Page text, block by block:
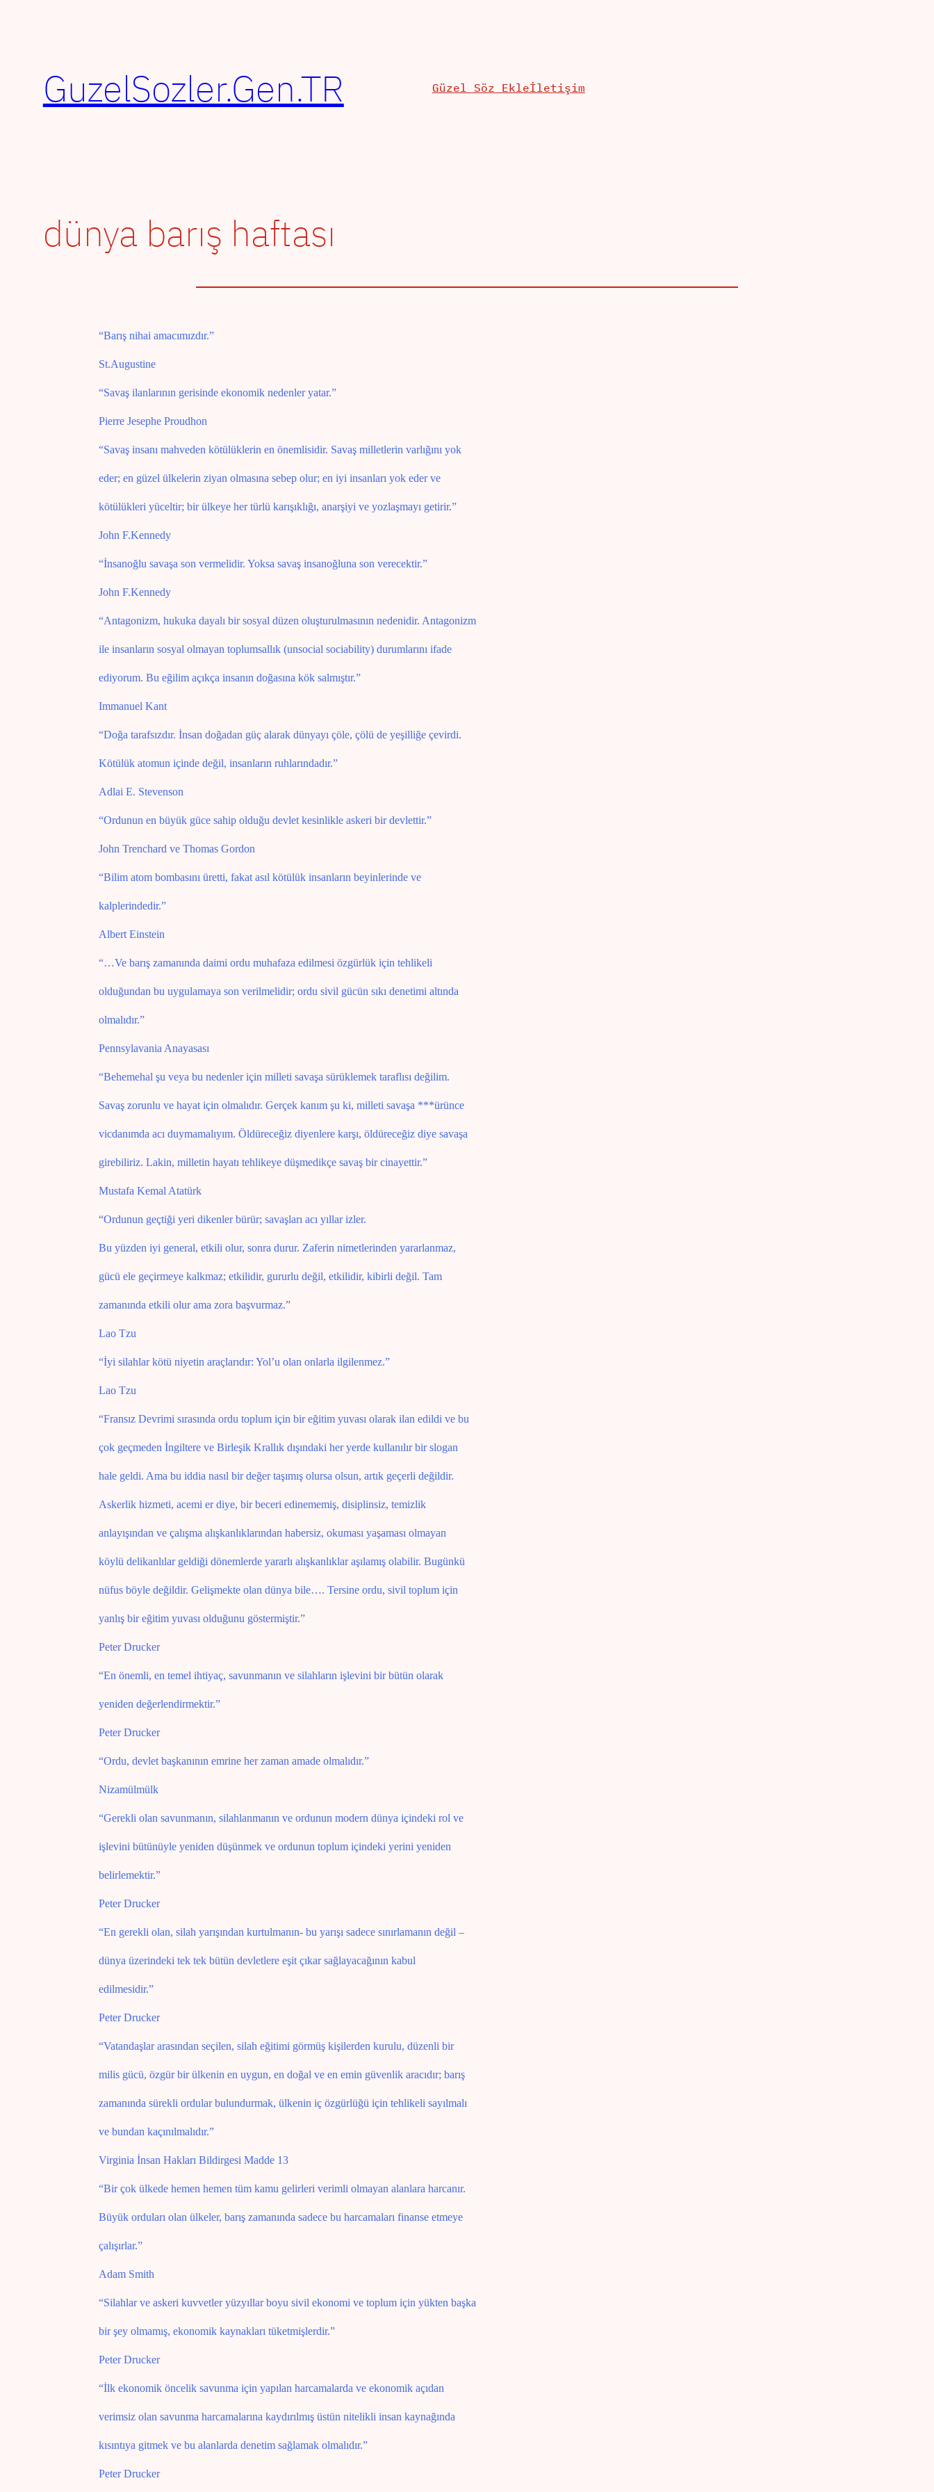
GuzelSozler.Gen.TR Güzel Söz Ekleİletişim
dünya barış haftası
“Barış nihai amacımızdır.”
St.Augustine
“Savaş ilanlarının gerisinde ekonomik nedenler yatar.”
Pierre Jesephe Proudhon
“Savaş insanı mahveden kötülüklerin en önemlisidir. Savaş milletlerin varlığını yok
eder; en güzel ülkelerin ziyan olmasına sebep olur; en iyi insanları yok eder ve
kötülükleri yüceltir; bir ülkeye her türlü karışıklığı, anarşiyi ve yozlaşmayı getirir.”
John F.Kennedy
“İnsanoğlu savaşa son vermelidir. Yoksa savaş insanoğluna son verecektir.”
John F.Kennedy
“Antagonizm, hukuka dayalı bir sosyal düzen oluşturulmasının nedenidir. Antagonizm
ile insanların sosyal olmayan toplumsallık (unsocial sociability) durumlarını ifade
ediyorum. Bu eğilim açıkça insanın doğasına kök salmıştır.”
Immanuel Kant
“Doğa tarafsızdır. İnsan doğadan güç alarak dünyayı çöle, çölü de yeşilliğe çevirdi.
Kötülük atomun içinde değil, insanların ruhlarındadır.”
Adlai E. Stevenson
“Ordunun en büyük güce sahip olduğu devlet kesinlikle askeri bir devlettir.”
John Trenchard ve Thomas Gordon
“Bilim atom bombasını üretti, fakat asıl kötülük insanların beyinlerinde ve
kalplerindedir.”
Albert Einstein
“…Ve barış zamanında daimi ordu muhafaza edilmesi özgürlük için tehlikeli
olduğundan bu uygulamaya son verilmelidir; ordu sivil gücün sıkı denetimi altında
olmalıdır.”
Pennsylavania Anayasası
“Behemehal şu veya bu nedenler için milleti savaşa sürüklemek taraflısı değilim.
Savaş zorunlu ve hayat için olmalıdır. Gerçek kanım şu ki, milleti savaşa ***ürünce
vicdanımda acı duymamalıyım. Öldüreceğiz diyenlere karşı, öldüreceğiz diye savaşa
girebiliriz. Lakin, milletin hayatı tehlikeye düşmedikçe savaş bir cinayettir.”
Mustafa Kemal Atatürk
“Ordunun geçtiği yeri dikenler bürür; savaşları acı yıllar izler.
Bu yüzden iyi general, etkili olur, sonra durur. Zaferin nimetlerinden yararlanmaz,
gücü ele geçirmeye kalkmaz; etkilidir, gururlu değil, etkilidir, kibirli değil. Tam
zamanında etkili olur ama zora başvurmaz.”
Lao Tzu
“İyi silahlar kötü niyetin araçlarıdır: Yol’u olan onlarla ilgilenmez.”
Lao Tzu
“Fransız Devrimi sırasında ordu toplum için bir eğitim yuvası olarak ilan edildi ve bu
çok geçmeden İngiltere ve Birleşik Krallık dışındaki her yerde kullanılır bir slogan
hale geldi. Ama bu iddia nasıl bir değer taşımış olursa olsun, artık geçerli değildir.
Askerlik hizmeti, acemi er diye, bir beceri edinememiş, disiplinsiz, temizlik
anlayışından ve çalışma alışkanlıklarından habersiz, okuması yaşaması olmayan
köylü delikanlılar geldiği dönemlerde yararlı alışkanlıklar aşılamış olabilir. Bugünkü
nüfus böyle değildir. Gelişmekte olan dünya bile…. Tersine ordu, sivil toplum için
yanlış bir eğitim yuvası olduğunu göstermiştir.”
Peter Drucker
“En önemli, en temel ihtiyaç, savunmanın ve silahların işlevini bir bütün olarak
yeniden değerlendirmektir.”
Peter Drucker
“Ordu, devlet başkanının emrine her zaman amade olmalıdır.”
Nizamülmülk
“Gerekli olan savunmanın, silahlanmanın ve ordunun modern dünya içindeki rol ve
işlevini bütünüyle yeniden düşünmek ve ordunun toplum içindeki yerini yeniden
belirlemektir.”
Peter Drucker
“En gerekli olan, silah yarışından kurtulmanın- bu yarışı sadece sınırlamanın değil –
dünya üzerindeki tek tek bütün devletlere eşit çıkar sağlayacağının kabul
edilmesidir.”
Peter Drucker
“Vatandaşlar arasından seçilen, silah eğitimi görmüş kişilerden kurulu, düzenli bir
milis gücü, özgür bir ülkenin en uygun, en doğal ve en emin güvenlik aracıdır; barış
zamanında sürekli ordular bulundurmak, ülkenin iç özgürlüğü için tehlikeli sayılmalı
ve bundan kaçınılmalıdır.”
Virginia İnsan Hakları Bildirgesi Madde 13
“Bir çok ülkede hemen hemen tüm kamu gelirleri verimli olmayan alanlara harcanır.
Büyük orduları olan ülkeler, barış zamanında sadece bu harcamaları finanse etmeye
çalışırlar.”
Adam Smith
“Silahlar ve askeri kuvvetler yüzyıllar boyu sivil ekonomi ve toplum için yükten başka
bir şey olmamış, ekonomik kaynakları tüketmişlerdir.”
Peter Drucker
“İlk ekonomik öncelik savunma için yapılan harcamalarda ve ekonomik açıdan
verimsiz olan savunma harcamalarına kaydırılmış üstün nitelikli insan kaynağında
kısıntıya gitmek ve bu alanlarda denetim sağlamak olmalıdır.”
Peter Drucker